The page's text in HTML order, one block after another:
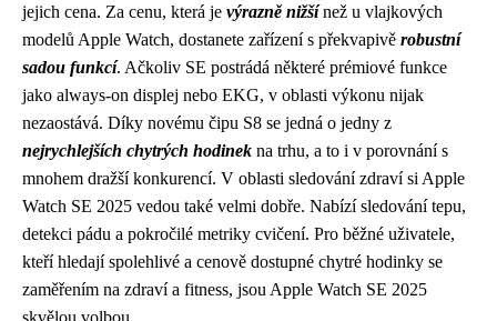
jejich cena. Za cenu, která je výrazně nižšínež u vlajkových
modelů Apple Watch, dostanete zařízení s překvapivě robustní
sadou funkcí. Ačkoliv SE postrádá některé prémiové funkce
jako always-on displej nebo EKG, v oblasti výkonu nijak
nezaostává. Díky novému čipu S8 se jedná o jedny z
nejrychlejších chytrých hodinek na trhu, a to i v porovnání s
mnohem dražší konkurencí. V oblasti sledování zdraví si Apple
Watch SE 2025 vedou také velmi dobře. Nabízí sledování tepu,
detekci pádu a pokročilé metriky cvičení. Pro běžné uživatele,
kteří hledají spolehlivé a cenově dostupné chytré hodinky se
zaměřením na zdraví a fitness, jsou Apple Watch SE 2025
skvělou volbou.